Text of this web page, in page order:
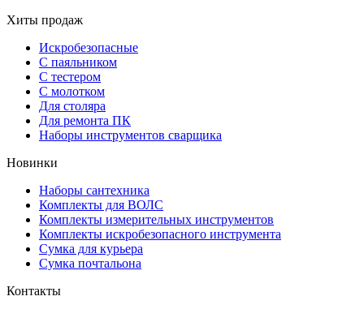
Хиты продаж
Искробезопасные
С паяльником
С тестером
С молотком
Для столяра
Для ремонта ПК
Наборы инструментов сварщика
Новинки
Наборы сантехника
Комплекты для ВОЛС
Комплекты измерительных инструментов
Комплекты искробезопасного инструмента
Сумка для курьера
Сумка почтальона
Контакты